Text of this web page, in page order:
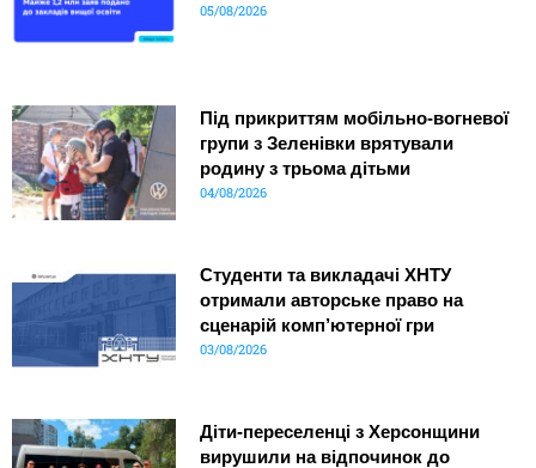
05/08/2026
Під прикриттям мобільно-вогневої
групи з Зеленівки врятували
родину з трьома дітьми
04/08/2026
Студенти та викладачі ХНТУ
отримали авторське право на
сценарій комп’ютерної гри
03/08/2026
Діти-переселенці з Херсонщини
вирушили на відпочинок до